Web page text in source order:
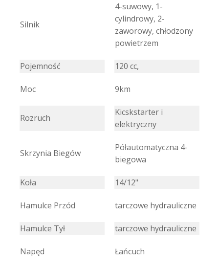
Silnik
4-suwowy, 1-
cylindrowy, 2-
zaworowy, chłodzony
powietrzem
Pojemność 120 cc,
Moc 9km
Rozruch
Kicskstarter i
elektryczny
Skrzynia Biegów
Półautomatyczna 4-
biegowa
Koła 14/12"
Hamulce Przód tarczowe hydrauliczne
Hamulce Tył tarczowe hydrauliczne
Napęd Łańcuch